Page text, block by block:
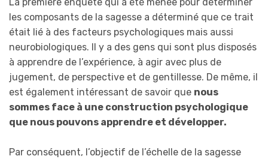
les composants de la sagesse a déterminé que ce trait
était lié à des facteurs psychologiques mais aussi
neurobiologiques. Il y a des gens qui sont plus disposés
à apprendre de l’expérience, à agir avec plus de
jugement, de perspective et de gentillesse. De même, il
est également intéressant de savoir que nous
sommes face à une construction psychologique
que nous pouvons apprendre et développer.
Par conséquent, l’objectif de l’échelle de la sagesse